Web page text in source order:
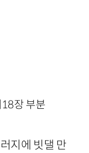
18장 부분
지에 빗댈 만